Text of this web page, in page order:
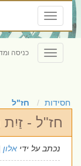
Toggle
navigation
Toggle
navigation
כניסה
חסידות חז"ל
חז"ל - זַיִת
נכתב על ידיאלון| 15/7/2019